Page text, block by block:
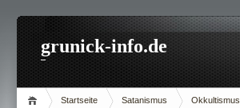
grunick-info.de
Startseite Satanismus Okkultismus